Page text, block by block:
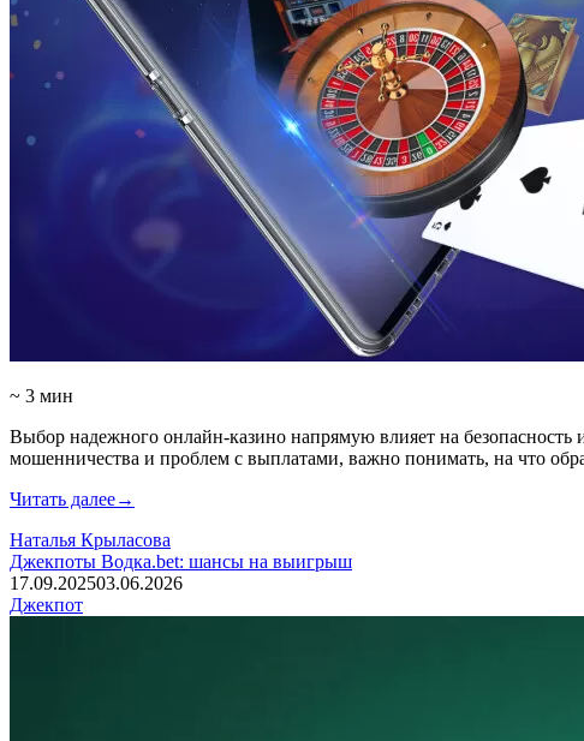
~ 3 мин
Выбор надежного онлайн-казино напрямую влияет на безопасность
мошенничества и проблем с выплатами, важно понимать, на что
Читать далее→
Наталья Крыласова
Джекпоты Водка.bet: шансы на выигрыш
17.09.202503.06.2026
Джекпот